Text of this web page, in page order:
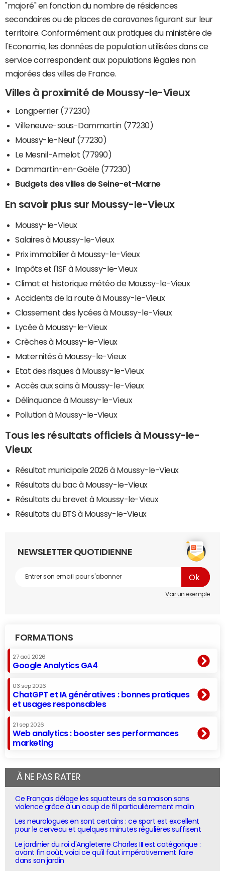
"majoré" en fonction du nombre de résidences
secondaires ou de places de caravanes figurant sur leur
territoire. Conformément aux pratiques du ministère de
l'Economie, les données de population utilisées dans ce
service correspondent aux populations légales non
majorées des villes de France.
Villes à proximité de Moussy-le-Vieux
Longperrier (77230)
Villeneuve-sous-Dammartin (77230)
Moussy-le-Neuf (77230)
Le Mesnil-Amelot (77990)
Dammartin-en-Goële (77230)
Budgets des villes de Seine-et-Marne
En savoir plus sur Moussy-le-Vieux
Moussy-le-Vieux
Salaires à Moussy-le-Vieux
Prix immobilier à Moussy-le-Vieux
Impôts et l'ISF à Moussy-le-Vieux
Climat et historique météo de Moussy-le-Vieux
Accidents de la route à Moussy-le-Vieux
Classement des lycées à Moussy-le-Vieux
Lycée à Moussy-le-Vieux
Crèches à Moussy-le-Vieux
Maternités à Moussy-le-Vieux
Etat des risques à Moussy-le-Vieux
Accès aux soins à Moussy-le-Vieux
Délinquance à Moussy-le-Vieux
Pollution à Moussy-le-Vieux
Tous les résultats officiels à Moussy-le-
Vieux
Résultat municipale 2026 à Moussy-le-Vieux
Résultats du bac à Moussy-le-Vieux
Résultats du brevet à Moussy-le-Vieux
Résultats du BTS à Moussy-le-Vieux
NEWSLETTER QUOTIDIENNE
Voir un exemple
FORMATIONS
27 aoû 2026
Google Analytics GA4
03 sep 2026
ChatGPT et IA génératives : bonnes pratiques
et usages responsables
21 sep 2026
Web analytics : booster ses performances
marketing
À NE PAS RATER
Ce Français déloge les squatteurs de sa maison sans
violence grâce à un coup de fil particulièrement malin
Les neurologues en sont certains : ce sport est excellent
pour le cerveau et quelques minutes régulières suffisent
Le jardinier du roi d'Angleterre Charles III est catégorique :
avant fin août, voici ce qu'il faut impérativement faire
dans son jardin